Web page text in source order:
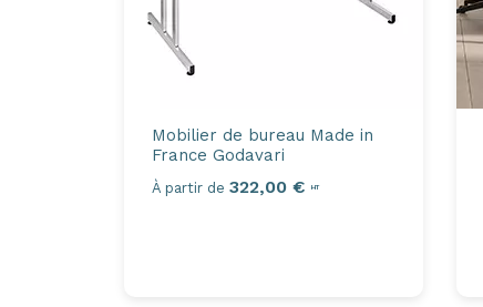
Mobilier de bureau Made in
France Godavari
À partir de 322,00 € HT